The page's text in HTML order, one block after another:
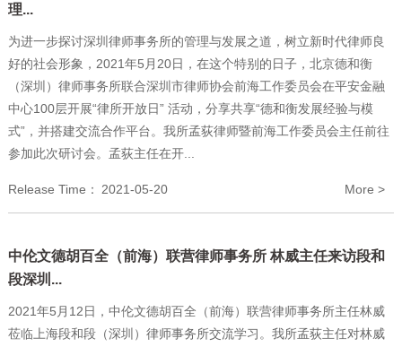
理...
为进一步探讨深圳律师事务所的管理与发展之道，树立新时代律师良
好的社会形象，2021年5月20日，在这个特别的日子，北京德和衡
（深圳）律师事务所联合深圳市律师协会前海工作委员会在平安金融
中心100层开展“律所开放日” 活动，分享共享“德和衡发展经验与模
式”，并搭建交流合作平台。我所孟荻律师暨前海工作委员会主任前往
参加此次研讨会。孟荻主任在开...
Release Time： 2021-05-20 More >
中伦文德胡百全（前海）联营律师事务所 林威主任来访段和
段深圳...
2021年5月12日，中伦文德胡百全（前海）联营律师事务所主任林威
莅临上海段和段（深圳）律师事务所交流学习。我所孟荻主任对林威